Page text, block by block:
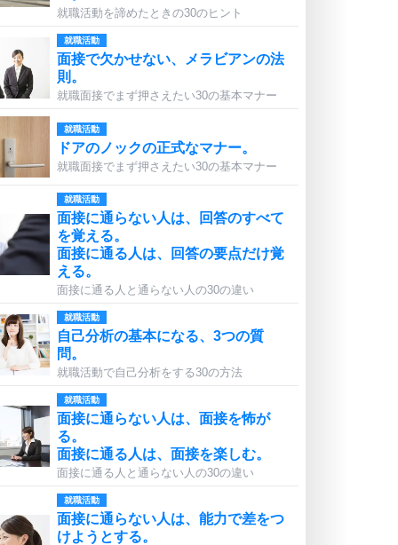
就職活動を諦めたときの30のヒント
就職活動
面接で欠かせない、メラビアンの法
則。
就職面接でまず押さえたい30の基本マナー
就職活動
ドアのノックの正式なマナー。
就職面接でまず押さえたい30の基本マナー
就職活動
面接に通らない人は、回答のすべて
を覚える。
面接に通る人は、回答の要点だけ覚
える。
面接に通る人と通らない人の30の違い
就職活動
自己分析の基本になる、3つの質
問。
就職活動で自己分析をする30の方法
就職活動
面接に通らない人は、面接を怖が
る。
面接に通る人は、面接を楽しむ。
面接に通る人と通らない人の30の違い
就職活動
面接に通らない人は、能力で差をつ
けようとする。